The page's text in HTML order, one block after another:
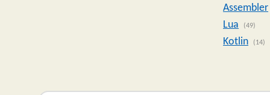
Assembler
Lua
(49)
Kotlin (14)